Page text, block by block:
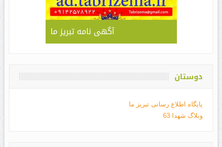
آگهی نامه تبریز ما
دوستان
پایگاه اطلاع رسانی تبریز ما
وبلاگ شهدا 63